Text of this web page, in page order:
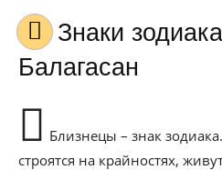
Знаки зодиака для имени
Балагасан
Близнецы – знак
строятся на крайностях,